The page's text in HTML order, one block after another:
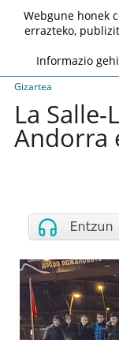
Gizartea
La
Andorra
Webgune honek
errazteko,
Informazio